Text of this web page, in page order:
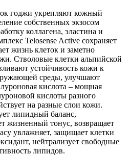
годжи укрепляют кожный
собственных экзосом
коллагена, эластина и
Telosense Active сохраняет
жизнь клеток и заметно
Стволовые клетки альпийской
устойчивость кожи к
среды, улучшают
кислота – мощная
кислоты разного
на разные слои кожи.
липидный баланс,
жизненный тонус, возвращает
увлажняет, защищает клетки
нейтрализует свободные
липидов.